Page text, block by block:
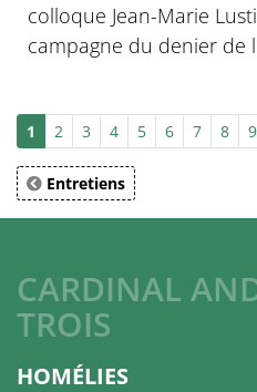
colloque Jean-Marie
campagne du denier de
1 2 3 4 5 6 7 8 9
Entretiens
CARDINAL
TROIS
HOMÉLIES